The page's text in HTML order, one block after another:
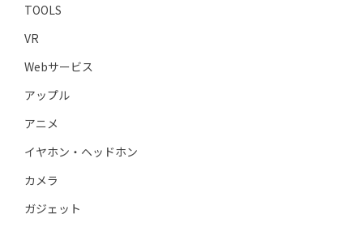
TOOLS
VR
Webサービス
アップル
アニメ
イヤホン・ヘッドホン
カメラ
ガジェット